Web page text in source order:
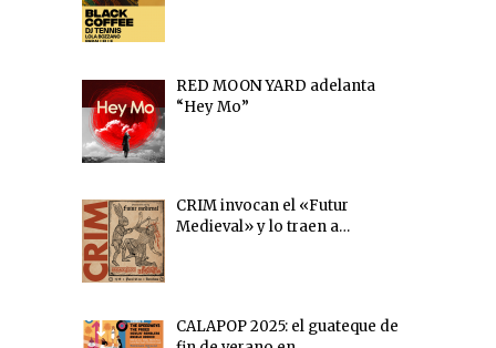
RED MOON YARD adelanta
“Hey Mo”
CRIM invocan el «Futur
Medieval» y lo traen a…
CALAPOP 2025: el guateque de